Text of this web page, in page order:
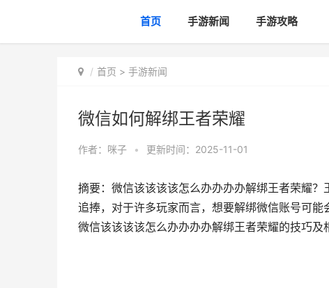
首页 手游新闻 手游攻略
首页 > 手游新闻
微信如何解绑王者荣耀
作者： 咪子 • 更新时间：2025-11-01
摘要：微信该该该该怎么办办办办解绑王者荣耀
追捧，对于许多玩家而言，想要解绑微信账号可
微信该该该该怎么办办办办解绑王者荣耀的技巧